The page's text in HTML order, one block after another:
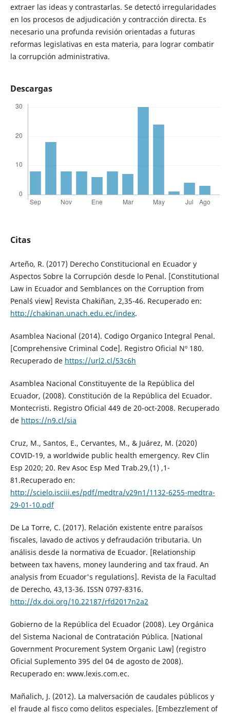
extraer las ideas y contrastarlas. Se detectó irregularidades
en los procesos de adjudicación y contracción directa. Es
necesario una profunda revisión orientadas a futuras
reformas legislativas en esta materia, para lograr combatir
la corrupción administrativa.
Descargas
Citas
Arteño, R. (2017) Derecho Constitucional en Ecuador y
Aspectos Sobre la Corrupción desde lo Penal. [Constitutional
Law in Ecuador and Semblances on the Corruption from
Penal´s view] Revista Chakiñan, 2,35-46. Recuperado en:
http://chakinan.unach.edu.ec/index.
Asamblea Nacional (2014). Codigo Organico Integral Penal.
[Comprehensive Criminal Code]. Registro Oficial Nº 180.
Recuperado de https://url2.cl/53c6h
Asamblea Nacional Constituyente de la República del
Ecuador, (2008). Constitución de la República del Ecuador.
Montecristi. Registro Oficial 449 de 20-oct-2008. Recuperado
de https://n9.cl/sia
Cruz, M., Santos, E., Cervantes, M., & Juárez, M. (2020)
COVID-19, a worldwide public health emergency. Rev Clin
Esp 2020; 20. Rev Asoc Esp Med Trab.29,(1) ,1-
81.Recuperado en:
http://scielo.isciii.es/pdf/medtra/v29n1/1132-6255-medtra-
29-01-10.pdf
De La Torre, C. (2017). Relación existente entre paraísos
fiscales, lavado de activos y defraudación tributaria. Un
análisis desde la normativa de Ecuador. [Relationship
between tax havens, money laundering and tax fraud. An
analysis from Ecuador's regulations]. Revista de la Facultad
de Derecho, 43,13-36. ISSN 0797-8316.
http://dx.doi.org/10.22187/rfd2017n2a2
Gobierno de la República del Ecuador (2008). Ley Orgánica
del Sistema Nacional de Contratación Pública. [National
Government Procurement System Organic Law] (registro
Oficial Suplemento 395 del 04 de agosto de 2008).
Recuperado en: www.lexis.com.ec.
Mañalich, J. (2012). La malversación de caudales públicos y
el fraude al fisco como delitos especiales. [Embezzlement of